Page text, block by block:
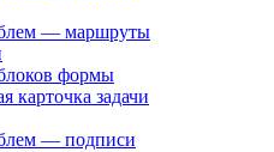
— маршруты
формы
карточка задачи
— подписи